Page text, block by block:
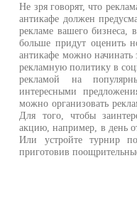
Не зря говорят, что
антикафе должен
рекламе вашего бизнеса,
больше придут оценить
антикафе можно начинать
рекламную политику в
рекламой на
интересными
можно организовать
Для того, чтобы
акцию, например, в день
Или устройте турнир
приготовив